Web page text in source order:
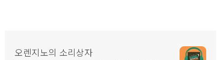
오렌지노의 소리상자